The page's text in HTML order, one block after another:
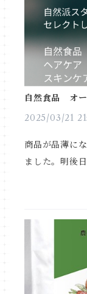
自然食品 オ
2025/03/21
商品が品薄に
ました。明後
品の入れ替え